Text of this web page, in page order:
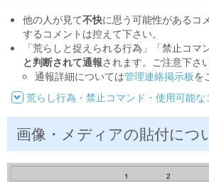
他の人が見て不快に思う可能性があるコ
するコメントは控えて下さい。
「荒らしと捉えられる行為」「禁止コマ
と判断されて通報されます。ご注意下さ
通報詳細については管理連絡掲示板を
荒らし行為・禁止コマンド・使用可能な
画像・メディアの貼付につ